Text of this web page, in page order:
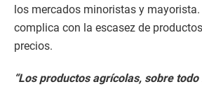
los mercados minoristas y
complica con la escasez de
precios.
“Los productos agrícolas, sobre todo